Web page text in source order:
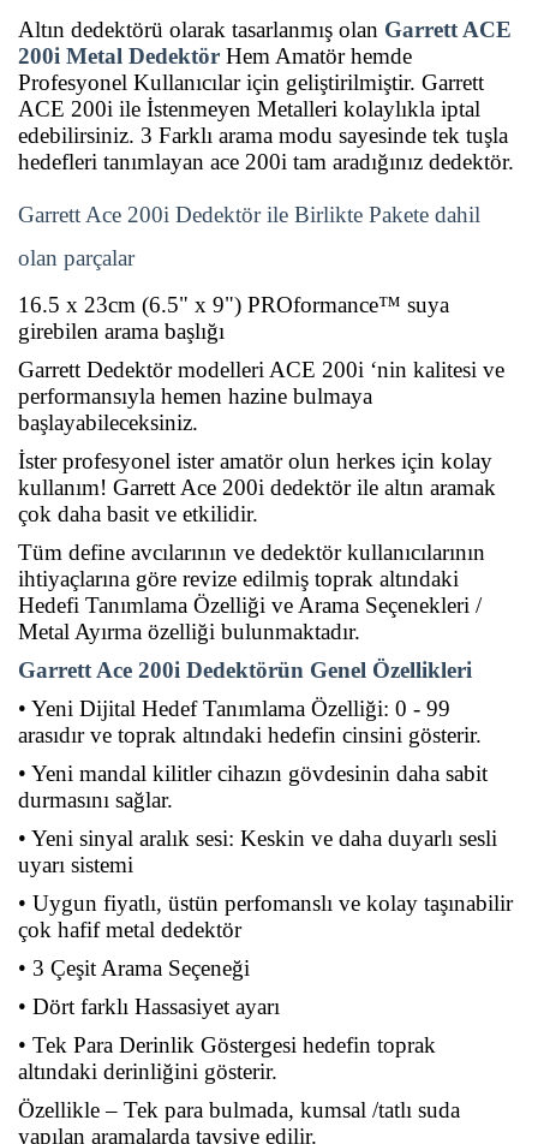
Altın dedektörü olarak tasarlanmış olan Garrett ACE
200i Metal Dedektör Hem Amatör hemde
Profesyonel Kullanıcılar için geliştirilmiştir. Garrett
ACE 200i ile İstenmeyen Metalleri kolaylıkla iptal
edebilirsiniz. 3 Farklı arama modu sayesinde tek tuşla
hedefleri tanımlayan ace 200i tam aradığınız dedektör.
Garrett Ace 200i Dedektör ile Birlikte Pakete dahil
olan parçalar
16.5 x 23cm (6.5" x 9") PROformance™ suya
girebilen arama başlığı
Garrett Dedektör modelleri ACE 200i ‘nin kalitesi ve
performansıyla hemen hazine bulmaya
başlayabileceksiniz.
İster profesyonel ister amatör olun herkes için kolay
kullanım! Garrett Ace 200i dedektör ile altın aramak
çok daha basit ve etkilidir.
Tüm define avcılarının ve dedektör kullanıcılarının
ihtiyaçlarına göre revize edilmiş toprak altındaki
Hedefi Tanımlama Özelliği ve Arama Seçenekleri /
Metal Ayırma özelliği bulunmaktadır.
Garrett Ace 200i Dedektörün Genel Özellikleri
• Yeni Dijital Hedef Tanımlama Özelliği: 0 - 99
arasıdır ve toprak altındaki hedefin cinsini gösterir.
• Yeni mandal kilitler cihazın gövdesinin daha sabit
durmasını sağlar.
• Yeni sinyal aralık sesi: Keskin ve daha duyarlı sesli
uyarı sistemi
• Uygun fiyatlı, üstün perfomanslı ve kolay taşınabilir
çok hafif metal dedektör
• 3 Çeşit Arama Seçeneği
• Dört farklı Hassasiyet ayarı
• Tek Para Derinlik Göstergesi hedefin toprak
altındaki derinliğini gösterir.
Özellikle – Tek para bulmada, kumsal /tatlı suda
yapılan aramalarda tavsiye edilir.